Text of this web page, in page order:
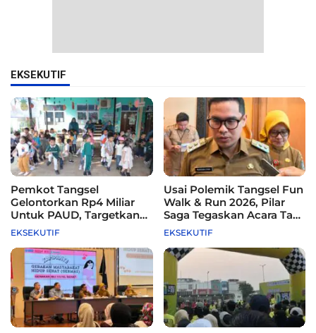
EKSEKUTIF
Pemkot Tangsel
Gelontorkan Rp4 Miliar
Untuk PAUD, Targetkan
115 Sekolah
EKSEKUTIF
Usai Polemik Tangsel Fun
Walk & Run 2026, Pilar
Saga Tegaskan Acara Tak
Difasilitasi Pemkot
EKSEKUTIF